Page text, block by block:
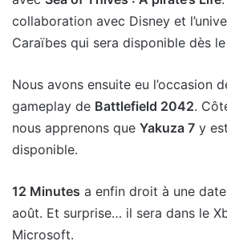
collaboration avec Disney et
Caraïbes qui sera disponible dès
Nous avons ensuite eu l’occasion
gameplay de Battlefield 2042.
nous apprenons que Yakuza 7 y
disponible.
12 Minutes a enfin droit à une
août. Et surprise… il sera dans le
Microsoft.